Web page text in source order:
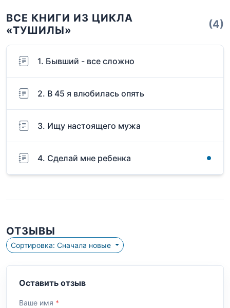
ВСЕ КНИГИ ИЗ ЦИКЛА
«ТУШИЛЫ»
(4)
1. Бывший - все сложно
2. В 45 я влюбилась опять
3. Ищу настоящего мужа
4. Сделай мне ребенка
ОТЗЫВЫ
Сортировка: Сначала новые
Оставить отзыв
Ваше имя *